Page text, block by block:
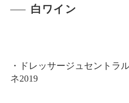
白ワイン
・ドレッサージュセントラ
ネ2019